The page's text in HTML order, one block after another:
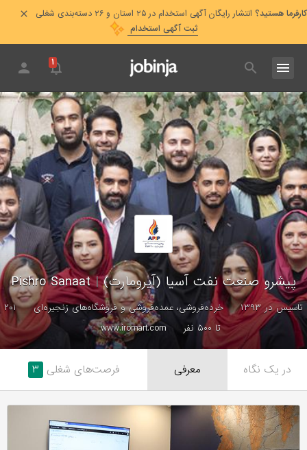
کارفرما هستید؟ انتشار رایگان آگهی استخدام در ۲۵ استان و ۲۶ دسته‌بندی شغلی
ثبت آگهی استخدام
۱
پیشرو صنعت نفت آسیا (آیرومارت)|
Pishro Sanaat
تاسیس در ۱۳۹۳ خرده‌فروشی، عمده‌فروشی و فروشگاه‌های زنجیره‌ای
۲۰۱
تا ۵۰۰ نفر
www.iromart.com
در یک نگاه معرفی فرصت‌های شغلی ۳